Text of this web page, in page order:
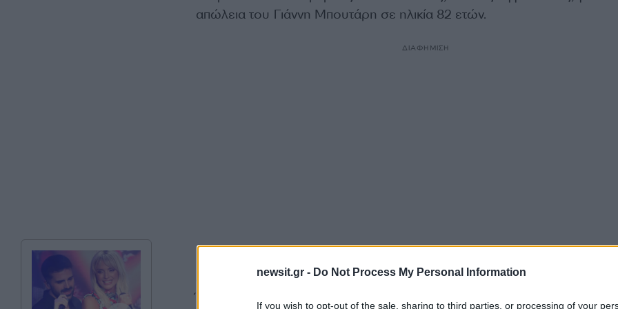
newsit.gr - Do Not Process My Personal Information
If you wish to opt-out of the sale, sharing to third parties, or processing of your
απώλεια του Γιάννη Μπουτάρη σε ηλικία 82 ετών.
ΔΙΑΦΗΜΙΣΗ
αιρετικό, έναν ελεύθερο άνθρωπο, δεν υπάκουε στους συμβατικούς
Έζησε όπως ήθελε, πολλές ζωές σε μία. Τον αποχαιρετώ με αισθήματα